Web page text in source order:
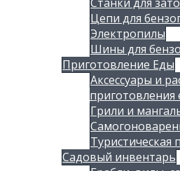
Цепи для
Электропилы
Шины для
Приготовление Еды
Аксессуары и
приготовления
Грили и
Туристическая
Садовый инвентарь